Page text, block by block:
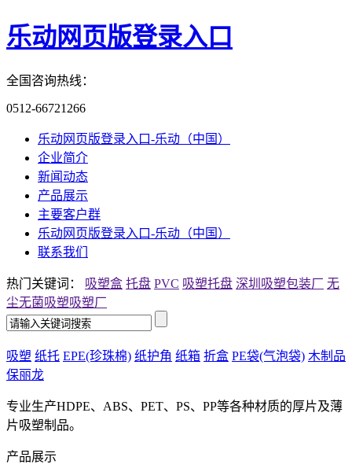
乐动网页版登录入口
全国咨询热线：
0512-66721266
乐动网页版登录入口-乐动（中国）
企业简介
新闻动态
产品展示
主要客户群
乐动网页版登录入口-乐动（中国）
联系我们
热门关键词： 吸塑盒 托盘 PVC 吸塑托盘 深圳吸塑包装厂 无
尘无菌吸塑吸塑厂
吸塑 纸托 EPE(珍珠棉) 纸护角 纸箱 折盒 PE袋(气泡袋) 木制品
保丽龙
专业生产HDPE、ABS、PET、PS、PP等各种材质的厚片及薄
片吸塑制品。
产品展示